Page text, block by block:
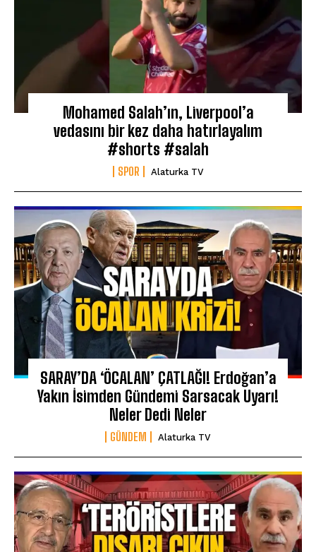
Mohamed Salah’ın, Liverpool’a
vedasını bir kez daha hatırlayalım
#shorts #salah
SPOR Alaturka TV
SARAY’DA ‘ÖCALAN’ ÇATLAĞI! Erdoğan’a
Yakın İsimden Gündemi Sarsacak Uyarı!
Neler Dedi Neler
GÜNDEM Alaturka TV